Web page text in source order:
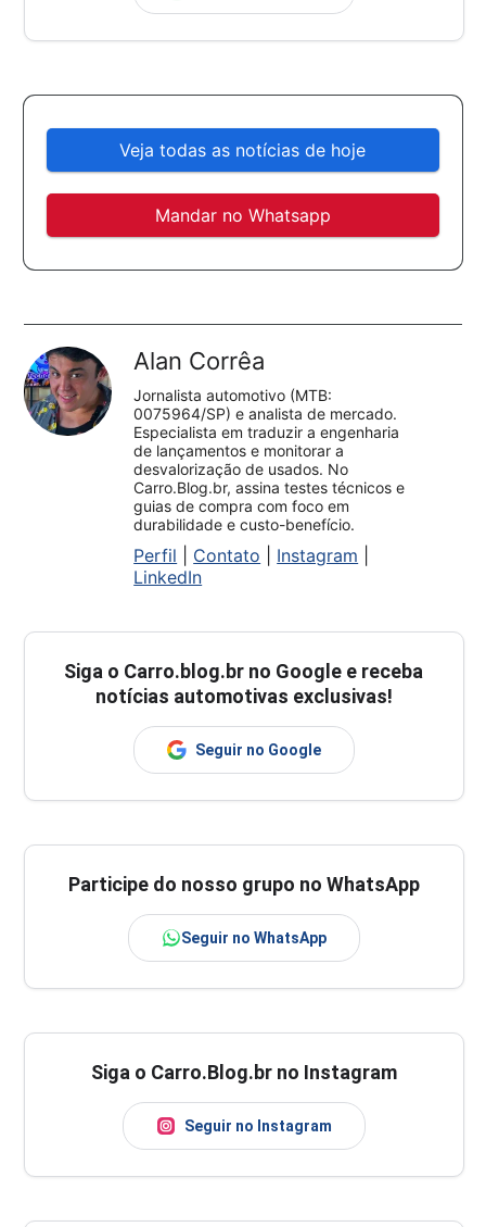
Veja todas as notícias de hoje
Mandar no Whatsapp
Alan Corrêa
Jornalista automotivo (MTB:
0075964/SP) e analista de mercado.
Especialista em traduzir a engenharia
de lançamentos e monitorar a
desvalorização de usados. No
Carro.Blog.br, assina testes técnicos e
guias de compra com foco em
durabilidade e custo-benefício.
Perfil Contato Instagram
LinkedIn
Siga o Carro.blog.br no Google e receba
notícias automotivas exclusivas!
Seguir no Google
Participe do nosso grupo no WhatsApp
Seguir no WhatsApp
Siga o Carro.Blog.br no Instagram
Seguir no Instagram